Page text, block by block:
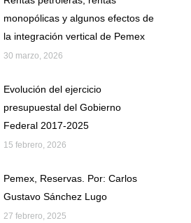
monopólicas y algunos efectos de
la integración vertical de Pemex
30 marzo, 2026
Evolución del ejercicio
presupuestal del Gobierno
Federal 2017-2025
15 febrero, 2026
Pemex, Reservas. Por: Carlos
Gustavo Sánchez Lugo
27 febrero, 2025